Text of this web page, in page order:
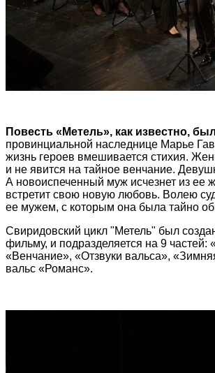
Повесть «Метель», как известно,
провинциальной наследнице Марье
жизнь героев вмешивается стихия.
и не явится на тайное венчание.
А новоиспеченный муж исчезнет из
встретит свою новую любовь. Волею
ее мужем, с которым она была тайно
Свиридовский цикл "Метель" был
фильму, и подразделяется на 9
«Венчание», «Отзвуки вальса»,
вальс «Романс».